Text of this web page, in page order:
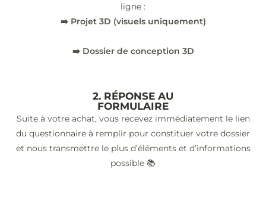
ligne :
➡️ Projet 3D (visuels uniquement)
➡️ Dossier de conception 3D
2. RÉPONSE AU
FORMULAIRE
Suite à votre achat, vous recevez immédiatement le lien
du questionnaire à remplir pour constituer votre dossier
et nous transmettre le plus d’éléments et d’informations
possible 📚